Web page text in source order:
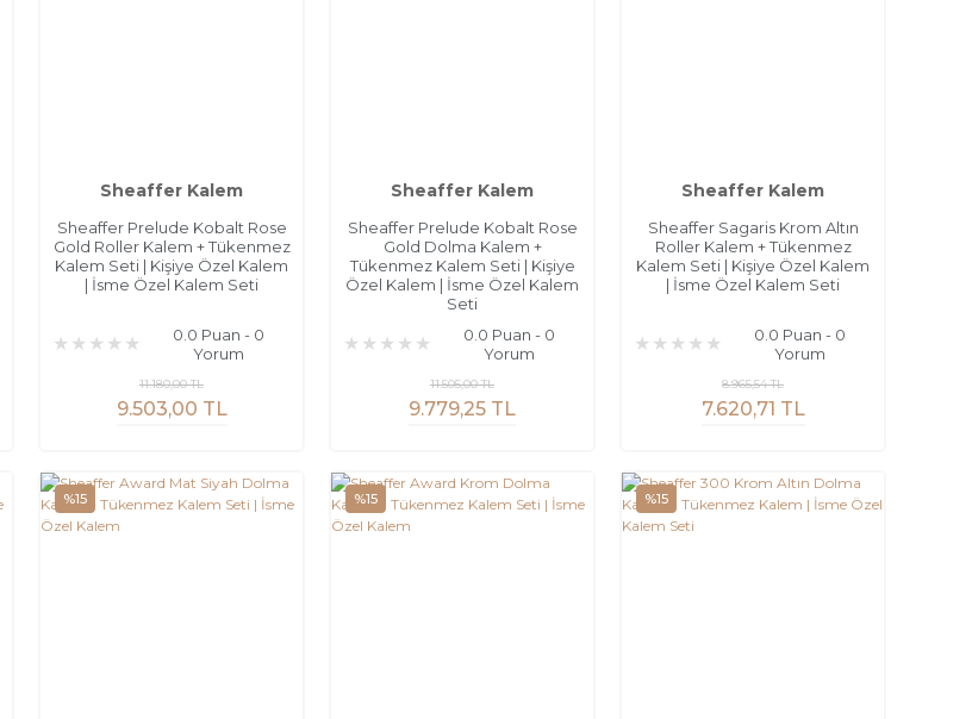
Sheaffer Kalem
Sheaffer Prelude Kobalt Rose
Gold Roller Kalem + Tükenmez
Kalem Seti | Kişiye Özel Kalem
| İsme Özel Kalem Seti
0.0 Puan - 0
Yorum
9.503,00 TL
11.180,00 TL
Sheaffer Kalem
Sheaffer Prelude Kobalt Rose
Gold Dolma Kalem +
Tükenmez Kalem Seti | Kişiye
Özel Kalem | İsme Özel Kalem
Seti
0.0 Puan - 0
Yorum
9.779,25 TL
11.505,00 TL
Sheaffer Kalem
Sheaffer Sagaris Krom Altın
Roller Kalem + Tükenmez
Kalem Seti | Kişiye Özel Kalem
| İsme Özel Kalem Seti
0.0 Puan - 0
Yorum
7.620,71 TL
8.965,54 TL
%15 %15 %15